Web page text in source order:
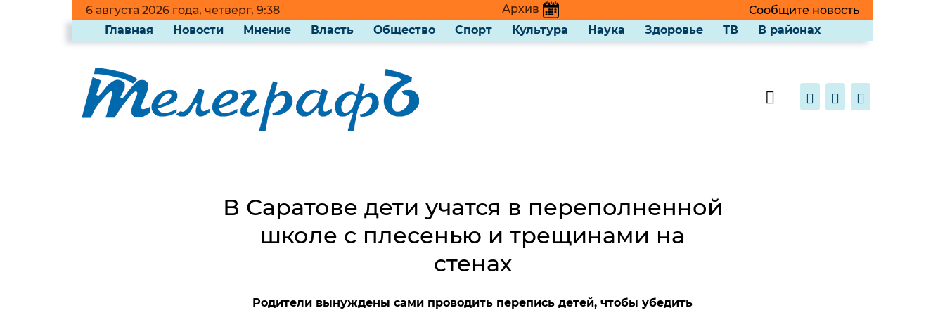
6 августа 2026 года, четверг, 9:38 Архив
Сообщите новость
Главная
Новости Мнение Власть Общество Спорт Культура Наука Здоровье ТВ В районах
В Саратове дети учатся в переполненной
школе с плесенью и трещинами на
стенах
Родители вынуждены сами проводить перепись детей, чтобы убедить